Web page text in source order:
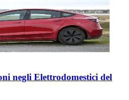
negli Elettrodomestici del